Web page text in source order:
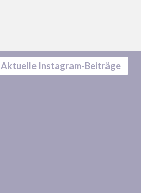
Aktuelle Instagram-Beiträge